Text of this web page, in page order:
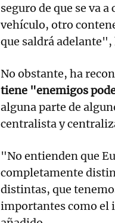
seguro de que se va
vehículo, otro
que saldrá adelante",
No obstante, ha
tiene "enemigos
alguna parte de
centralista y
"No entienden que
completamente
distintas, que
importantes como el